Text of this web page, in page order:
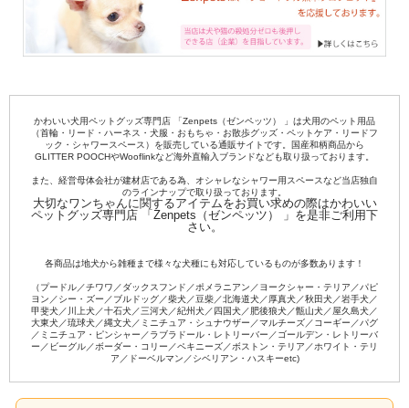
かわいい犬用ペットグッズ専門店 「Zenpets（ゼンペッツ） 」は犬用のペット用品
（首輪・リード・ハーネス・犬服・おもちゃ・お散歩グッズ・ペットケア・リードフ
ック・シャワースペース）を販売している通販サイトです。国産和柄商品から
GLITTER POOCHやWooflinkなど海外直輸入ブランドなども取り扱っております。
また、経営母体会社が建材店である為、オシャレなシャワー用スペースなど当店独自
のラインナップで取り扱っております。
大切なワンちゃんに関するアイテムをお買い求めの際はかわいい
ペットグッズ専門店 「Zenpets（ゼンペッツ） 」を是非ご利用下
さい。
各商品は地犬から雑種まで様々な犬種にも対応しているものが多数あります！
（プードル／チワワ／ダックスフンド／ポメラニアン／ヨークシャー・テリア／パピ
ヨン／シー・ズー／ブルドッグ／柴犬／豆柴／北海道犬／厚真犬／秋田犬／岩手犬／
甲斐犬／川上犬／十石犬／三河犬／紀州犬／四国犬／肥後狼犬／甑山犬／屋久島犬／
大東犬／琉球犬／縄文犬／ミニチュア・シュナウザー／マルチーズ／コーギー／パグ
／ミニチュア・ピンシャー／ラブラドール・レトリーバー／ゴールデン・レトリーバ
ー／ビーグル／ボーダー・コリー／ペキニーズ／ボストン・テリア／ホワイト・テリ
ア／ドーベルマン／シベリアン・ハスキーetc)